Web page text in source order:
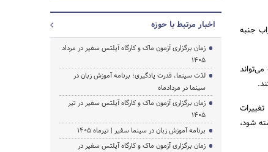
جنبه
شود،
اخبار مرتبط با حوزه
زمان برگزاری آزمون ماک و کارگاه آیلتس سفیر در مرداد
1405
لذت سینما، قدرت یادگیری؛ برنامه آموزش زبان در
سینما در مردادماه
زمان برگزاری آزمون ماک و کارگاه آیلتس سفیر در تیر
1405
برنامه آموزش زبان در سینما سفیر | تیرماه ۱۴۰۵
زمان برگزاری آزمون ماک و کارگاه آیلتس سفیر در